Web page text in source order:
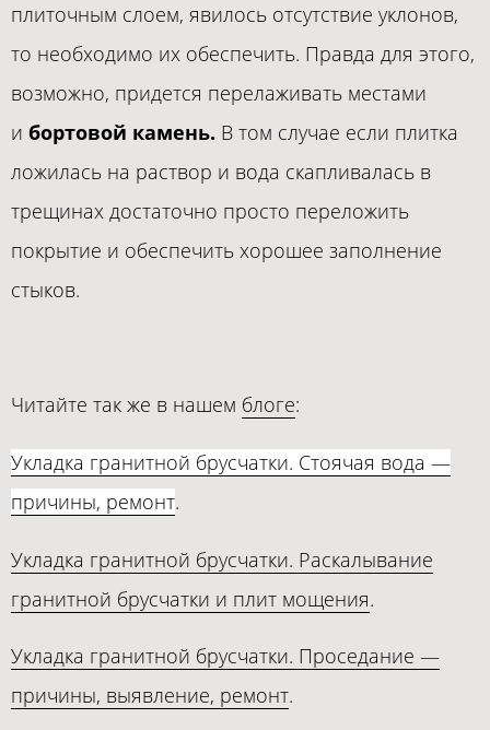
плиточным слоем, явилось отсутствие уклонов,
то необходимо их обеспечить. Правда для этого,
возможно, придется перелаживать местами
и бортовой камень. В том случае если плитка
ложилась на раствор и вода скапливалась в
трещинах достаточно просто переложить
покрытие и обеспечить хорошее заполнение
стыков.
Читайте так же в нашем блоге:
Укладка гранитной брусчатки. Стоячая вода —
причины, ремонт.
Укладка гранитной брусчатки. Раскалывание
гранитной брусчатки и плит мощения.
Укладка гранитной брусчатки. Проседание —
причины, выявление, ремонт.